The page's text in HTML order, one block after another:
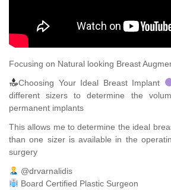
Focusing on Natural looking Breast
Choosing Your Ideal Breast Implant
different sizers to determine the
permanent implants
This allows me to determine the ideal
than one sizer is available in the
surgery
@drvarnalidis⠀⠀⠀⠀⠀
Board Certified Plastic Surgeon⠀